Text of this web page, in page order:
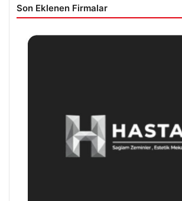
Son Eklenen Firmalar